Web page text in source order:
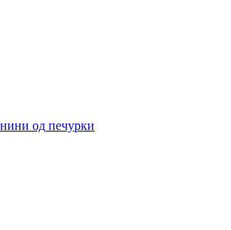
од печурки